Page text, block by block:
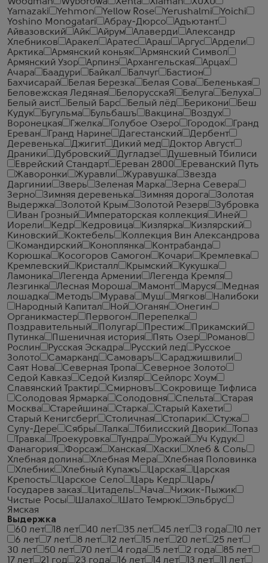
Yamazaki
Yehmon Yellow Rose Yerushalmi
Yoichi
Yoshino Monogatari
Абрау-Дюрсо
Адъютант
Айвазовский
Айк Айрум Алаверди
Александр
Хлебников
Аракел Аратес Араш Аргус
Ардели
Арктика
Армянский коньяк
Армянский Символ
Армянский Узор
Арпинэ Архангельская
Арцах
Ачара
Баадури Байкал Балчуг
Бастион
Бахчисарай
Белая Березка Белая Сова
Беленькая
Беловежская Ледяная
БелорусскаЯ Белуга
Белуха
Белый аист
Белый Барс Белый лёд Берикони
Беш
Кудук
Бугульма Бульбашъ Вакцина
Воздух
Воронецкая
Гжелка Голубое Озеро Городок
Гранд
Ереван
Гранд Нарине Дагестанский
Дербент
Деревенька
Джигит Дикий мед
Доктор Август
Драники
Дубровский Дугладзе
Душевный Тбилиси
Еврейский Стандарт
Ереван 2800
Ереванский Путь
Жаворонки
Журавли Журавушка
Звезда
Даргинии
Зверь Зеленая Марка
Зерна Севера
Зерно
Зимняя деревенька Зимняя дорога
Золотая
Выдержка
Золотой Крым Золотой Резерв
Зубровка
Иван Грозный
Императорская коллекция
Иней
Иорели
Кедр Кедровица Кизлярка
Кизлярский
Киновский
Коктебель
Коллекция Вин Александрова
Командирский
Коноплянка
Контрабанда
Корюшка
Косогоров Самогон Кочари
Кремлевка
Кремлевский
Кристалл Крымский
Кукушка
Ламоника
Легенда Армении
Легенда Кремля
Лезгинка
Лесная Мороша Мамонт Маруся
Медная
лошадка
Методъ Мурава Муш Мягков
Налибоки
Народный Капитал
Ной Оганян
Онегин
Органикмастер
Первогон
Перепелка
Поздравительный
Полугар Престиж
Прикамский
Путинка
Пшеничная история Пять Озер
Романов
Рослин
Русская Эскадра Русский лед
Русское
Золото
Самарканд Самоваръ
Сараджишвили
Саят Нова
Северная Тропа
Северное Золото
Седой Кавказ
Седой Кизляр
Сейлорс Хоум
Славянский Трактир
Смирновъ
Сокровище Тифлиса
Солодовая Ярмарка
Солодовня Спельта
Старая
Москва
Старейшина Старка
Старый Кахети
Старый Кенигсберг
Столичная Стопарик
Стужа
Сулу-Дере
Сябры Талка Тбилисский Дворик
Топаз
Травка
Троекуровка Тундра Урожай
Уч Кудук
Фанагория
Форсаж Ханская Хаски
Хлеб & Соль
Хлебная долина
Хлебная Мера
Хлебная Половинка
Хлебник
Хлебный Купажъ Царская
Царская
Крепость
Царское Село Царь Кедр
Царь/
Государев заказ
Цитадель Чача
Чижик-Пыжик
Чистые Росы
Шалахо Шато Темрюк
Эльбрус
Ямская
Выдержка
60 лет
18 лет 40 лет 35 лет 45 лет 3 года
10 лет
6 лет
7 лет 8 лет 12 лет 15 лет 20 лет
25 лет
30 лет
50 лет 70 лет 4 года 5 лет 2 года
85 лет
17 лет
21 год 23 года 16 лет 14 лет 13 лет
11 лет